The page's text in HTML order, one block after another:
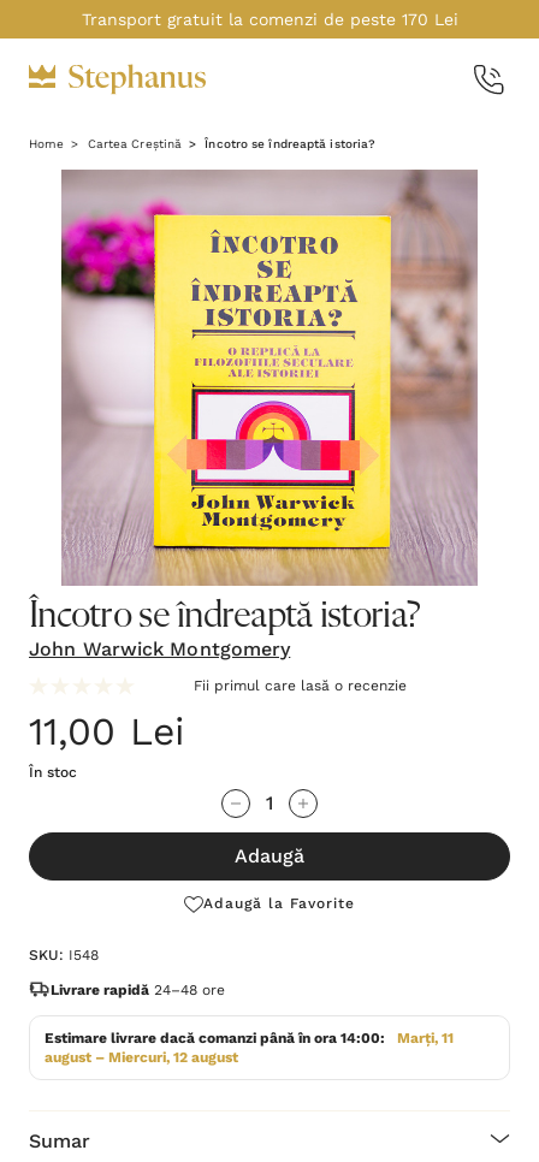
Transport gratuit la comenzi de peste 170 Lei
Home Cartea Creștină Încotro se îndreaptă istoria?
Încotro se îndreaptă istoria?
John Warwick Montgomery
Fii primul care lasă o recenzie
11,00 Lei
În stoc
te!
Stocul
Adaugă
Adaugă la Favorite
SKU: I548
Livrare rapidă 24–48 ore
Estimare livrare dacă comanzi până în ora 14:00:
Marți, 11
august – Miercuri, 12 august
Sumar